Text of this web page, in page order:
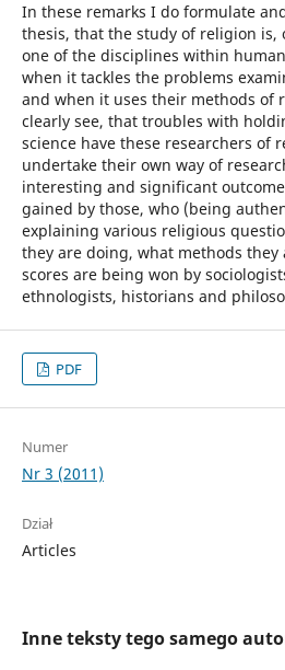
In these remarks I do formulate
thesis, that the study of religion is,
one of the disciplines within
when it tackles the problems
and when it uses their methods of
clearly see, that troubles with
science have these researchers of
undertake their own way of
interesting and significant
gained by those, who (being
explaining various religious
they are doing, what methods
scores are being won by
ethnologists, historians and
PDF
Numer
Nr 3 (2011)
Dział
Articles
Inne teksty tego samego